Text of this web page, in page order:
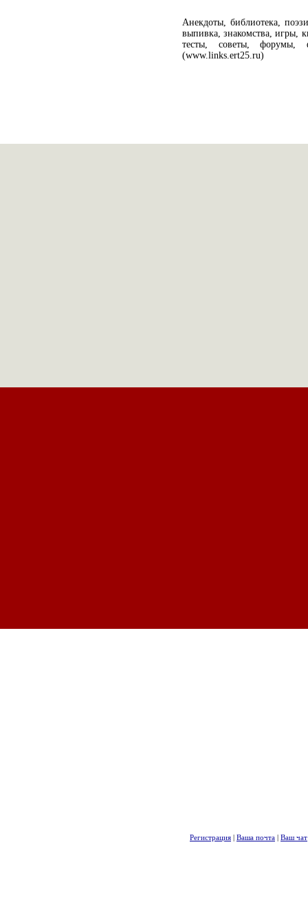
Анекдоты, библиотека,
выпивка, знакомства, игры,
тесты, советы, форумы,
(www.links.ert25.ru)
Регистрация | Ваша почта | Ваш чат